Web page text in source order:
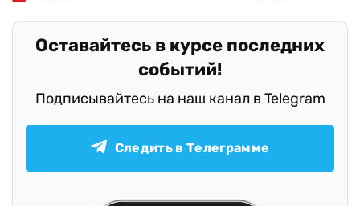
Оставайтесь в курсе последних
событий!
Подписывайтесь на наш канал в Telegram
Следить в Телеграмме